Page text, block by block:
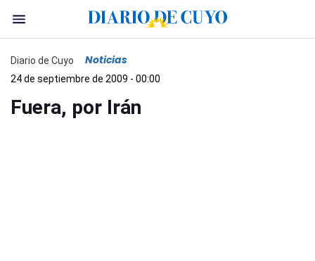
Diario de Cuyo Noticias
24 de septiembre de 2009 - 00:00
Fuera, por Irán